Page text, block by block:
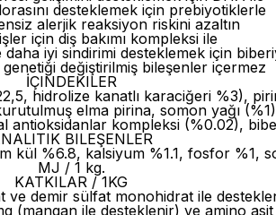
desteklemek için prebiyotiklerle
alerjik reaksiyon riskini azaltın
için diş bakımı kompleksi ile
iyi sindirimi desteklemek için
değiştirilmiş bileşenler içermez
İÇINDEKILER
hidrolize kanatlı karaciğeri %3),
elma pirina, somon yağı
antioksidanlar kompleksi (%0.02),
BILEŞENLER
kül %6.8, kalsiyum %1.1, fosfor %1,
MJ / 1 kg.
KATKILAR / 1KG
demir sülfat monohidrat ile
(mangan ile desteklenir) ve amino